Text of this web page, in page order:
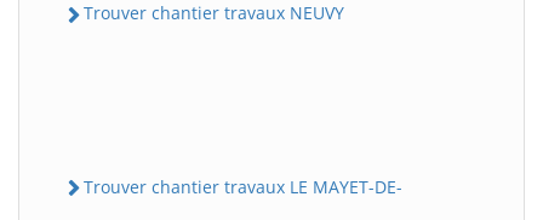
Trouver chantier travaux NEUVY
Trouver chantier travaux LE MAYET-DE-